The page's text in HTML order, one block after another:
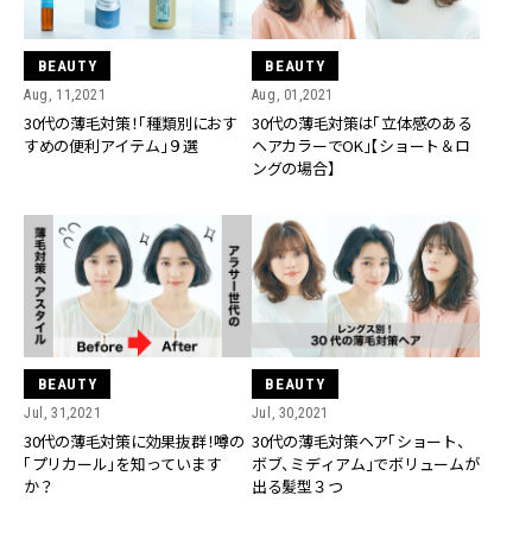
BEAUTY
Aug, 11,2021
30代の薄毛対策！「種類別におす
すめの便利アイテム」９選
BEAUTY
Aug, 01,2021
30代の薄毛対策は「立体感のある
ヘアカラーでOK」【ショート＆ロ
ングの場合】
BEAUTY
Jul, 31,2021
30代の薄毛対策に効果抜群！噂の
「プリカール」を知っています
か？
BEAUTY
Jul, 30,2021
30代の薄毛対策ヘア「ショート、
ボブ、ミディアム」でボリュームが
出る髪型３つ